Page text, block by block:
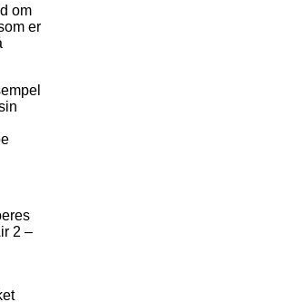
om
er
2 –